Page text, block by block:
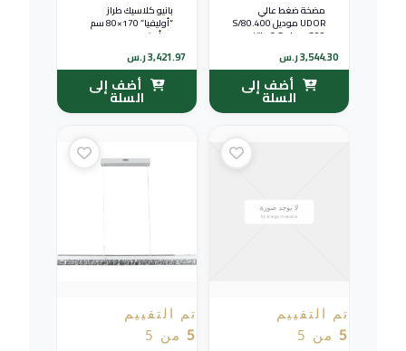
مضخة ضغط عالي
UDOR موديل 80.400/S
— 300 بار، 16.5 لتر/
3,544.30ر.س
أضف إلى
السلة
بانيو كلاسيك طراز
“أوليفيا” 170×80 سم
— أبيض
3,421.97ر.س
أضف إلى
السلة
تم التقييم
5 من 5
تم التقييم
5 من 5